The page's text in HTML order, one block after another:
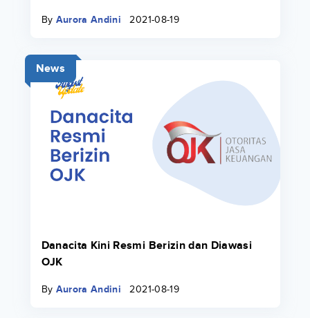
By Aurora Andini 2021-08-19
News
Danacita Kini Resmi Berizin dan Diawasi
OJK
By Aurora Andini 2021-08-19